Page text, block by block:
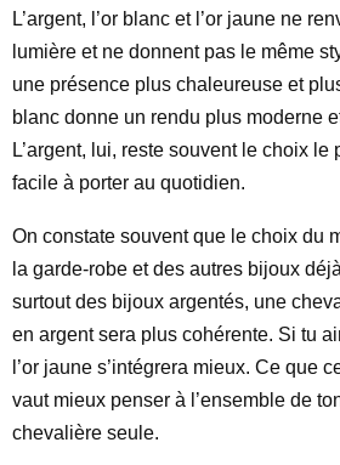
L’argent, l’or blanc et l’or jaune ne
lumière et ne donnent pas le même
une présence plus chaleureuse et
blanc donne un rendu plus moderne
L’argent, lui, reste souvent le choix
facile à porter au quotidien.
On constate souvent que le choix du
la garde-robe et des autres bijoux
surtout des bijoux argentés, une
en argent sera plus cohérente. Si tu
l’or jaune s’intégrera mieux. Ce que
vaut mieux penser à l’ensemble de
chevalière seule.